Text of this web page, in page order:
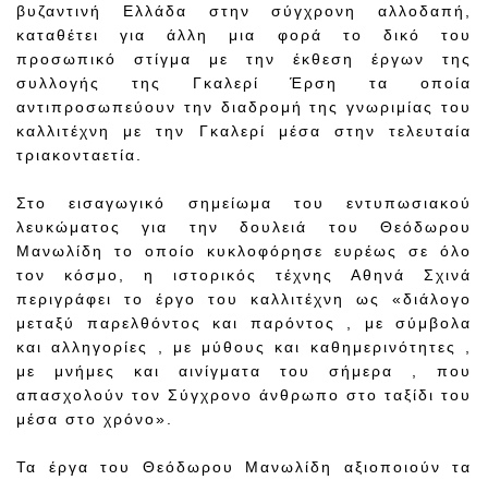
βυζαντινή Ελλάδα στην σύγχρονη αλλοδαπή,
καταθέτει για άλλη μια φορά το δικό του
προσωπικό στίγμα με την έκθεση έργων της
συλλογής της Γκαλερί Έρση τα οποία
αντιπροσωπεύουν την διαδρομή της γνωριμίας του
καλλιτέχνη με την Γκαλερί μέσα στην τελευταία
τριακονταετία.
Στο εισαγωγικό σημείωμα του εντυπωσιακού
λευκώματος για την δουλειά του Θεόδωρου
Μανωλίδη το οποίο κυκλοφόρησε ευρέως σε όλο
τον κόσμο, η ιστορικός τέχνης Αθηνά Σχινά
περιγράφει το έργο του καλλιτέχνη ως «διάλογο
μεταξύ παρελθόντος και παρόντος , με σύμβολα
και αλληγορίες , με μύθους και καθημερινότητες ,
με μνήμες και αινίγματα του σήμερα , που
απασχολούν τον Σύγχρονο άνθρωπο στο ταξίδι του
μέσα στο χρόνο».
Τα έργα του Θεόδωρου Μανωλίδη αξιοποιούν τα